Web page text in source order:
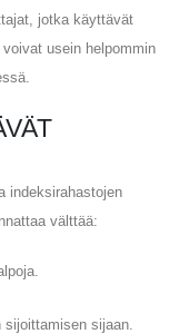
jotka käyttävät
usein helpommin
indeksirahastojen
välttää:
sijoittamisen sijaan.